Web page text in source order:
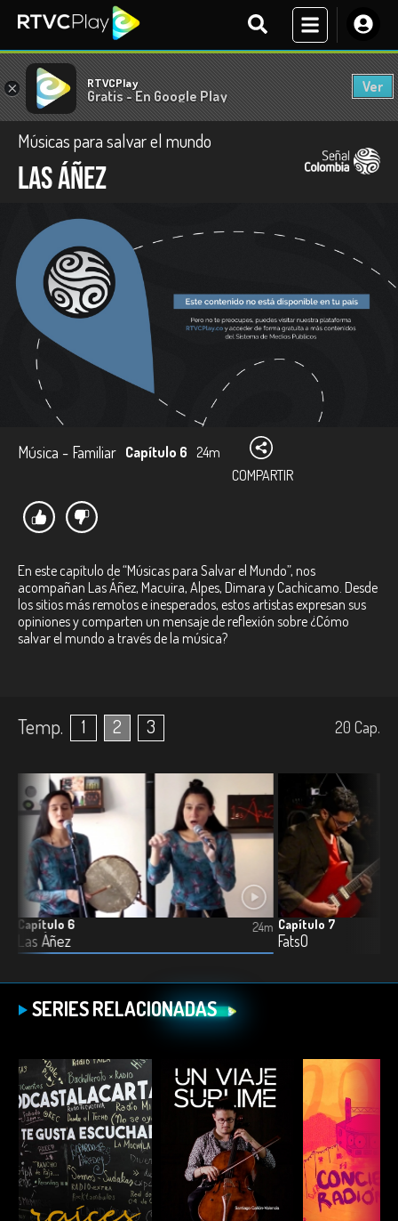
× RTVCPlay
Gratis - En Google Play
Ver
Músicas para salvar el mundo
Las Áñez
Música - Familiar Capítulo 6 24m
COMPARTIR
En este capítulo de “Músicas para Salvar el Mundo”, nos
acompañan Las Áñez, Macuira, Alpes, Dimara y Cachicamo. Desde
los sitios más remotos e inesperados, estos artistas expresan sus
opiniones y comparten un mensaje de reflexión sobre ¿Cómo
salvar el mundo a través de la música?
Temp. 1 2 3 20 Cap.
Capítulo 6
Las Áñez
24m Capítulo 7
FatsO
SERIES RELACIONADAS